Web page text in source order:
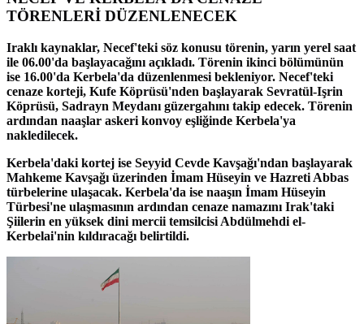
TÖRENLERİ DÜZENLENECEK
Iraklı kaynaklar, Necef'teki söz konusu törenin, yarın yerel saat
ile 06.00'da başlayacağını açıkladı. Törenin ikinci bölümünün
ise 16.00'da Kerbela'da düzenlenmesi bekleniyor. Necef'teki
cenaze korteji, Kufe Köprüsü'nden başlayarak Sevratül-Işrin
Köprüsü, Sadrayn Meydanı güzergahını takip edecek. Törenin
ardından naaşlar askeri konvoy eşliğinde Kerbela'ya
nakledilecek.
Kerbela'daki kortej ise Seyyid Cevde Kavşağı'ndan başlayarak
Mahkeme Kavşağı üzerinden İmam Hüseyin ve Hazreti Abbas
türbelerine ulaşacak. Kerbela'da ise naaşın İmam Hüseyin
Türbesi'ne ulaşmasının ardından cenaze namazını Irak'taki
Şiilerin en yüksek dini mercii temsilcisi Abdülmehdi el-
Kerbelai'nin kıldıracağı belirtildi.